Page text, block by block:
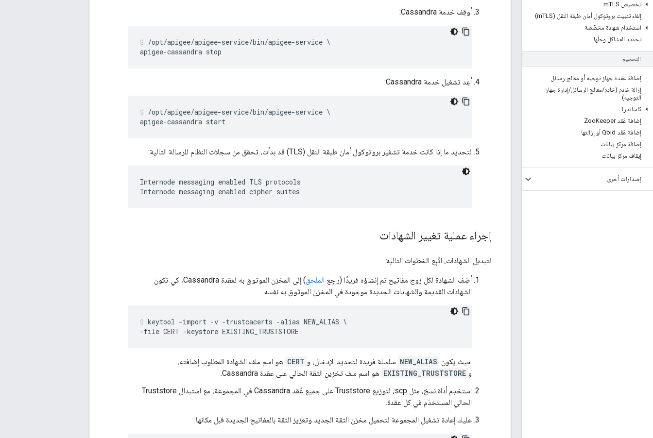
تخصيص m TLS
إلغاء تثبيت بروتوكول أمان طبقة النقل (mTLS)
استخدام شهادة مخصّصة
تحديد المشاكل وحلّها
التحجيم
إضافة عقدة جهاز توجيه أو معالج رسائل
إزالة خادم (خادم/معالج الرسائل/إدارة جهاز
التوجيه)
كاساندرا
إضافة عُقد ZooKeeper
إضافة عُقَد Qbid أو إزالتها
إضافة مركز بيانات
إيقاف مركز بيانات
إصدارات أخرى
أوقِف خدمة Cassandra:
/opt/apigee/apigee-service/bin/apigee-service \
أعِد تشغيل خدمة Cassandra:
/opt/apigee/apigee-service/bin/apigee-service \
لتحديد ما إذا كانت خدمة تشفير بروتوكول أمان طبقة النقل (TLS) قد بدأت، تحقق من سجلات النظام للرسالة التالية:
Internode messaging enabled TLS protocols
إجراء عملية تغيير الشهادات
لتبديل الشهادات، اتّبِع الخطوات التالية:
أضِف الشهادة لكل زوج مفاتيح تم إنشاؤه فريدًا (راجِع الملحق
) إلى المخزن الموثوق به لعقدة Cassandra، كي تكون
الشهادات القديمة والشهادات الجديدة موجودة في المخزن الموثوق به نفسه:
keytool -import -v -trustcacerts -alias NEW_ALIAS \
حيث يكون NEW_ALIAS سلسلة فريدة لتحديد الإدخال، و CERT هو اسم ملف الشهادة المطلوب إضافته،
و EXISTING_TRUSTSTORE هو اسم ملف تخزين الثقة الحالي على عقدة Cassandra.
استخدِم أداة نسخ، مثل scp، لتوزيع Truststore على جميع عُقد Cassandra في المجموعة، مع استبدال Truststore
الحالي المستخدَم في كل عقدة.
عليك إعادة تشغيل المجموعة لتحميل مخزن الثقة الجديد وتعزيز الثقة بالمفاتيح الجديدة قبل مكانها: